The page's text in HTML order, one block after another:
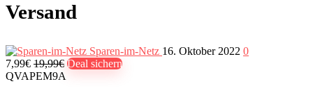
Versand
Sparen-im-Netz 16. Oktober 2022 0
7,99€ 19,99€ Deal sichern
QVAPEM9A